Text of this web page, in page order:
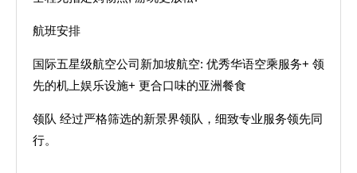
航班安排
国际五星级航空公司新加坡航空: 优秀华语空乘服务+ 领
先的机上娱乐设施+ 更合口味的亚洲餐食
领队 经过严格筛选的新景界领队，细致专业服务领先同
行。